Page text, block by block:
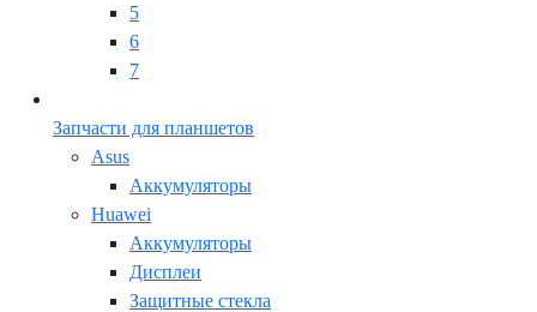
5
6
7
Запчасти для планшетов
Asus
Аккумуляторы
Huawei
Аккумуляторы
Дисплеи
Защитные стекла